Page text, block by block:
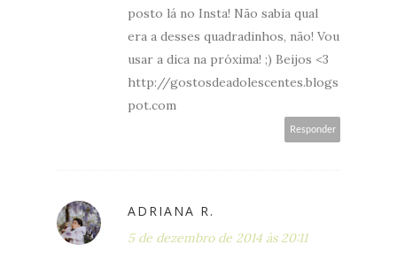
posto lá no Insta! Não sabia qual
era a desses quadradinhos, não! Vou
usar a dica na próxima! ;) Beijos <3
http://gostosdeadolescentes.blogs
pot.com
Responder
ADRIANA R.
5 de dezembro de 2014 às 20:11